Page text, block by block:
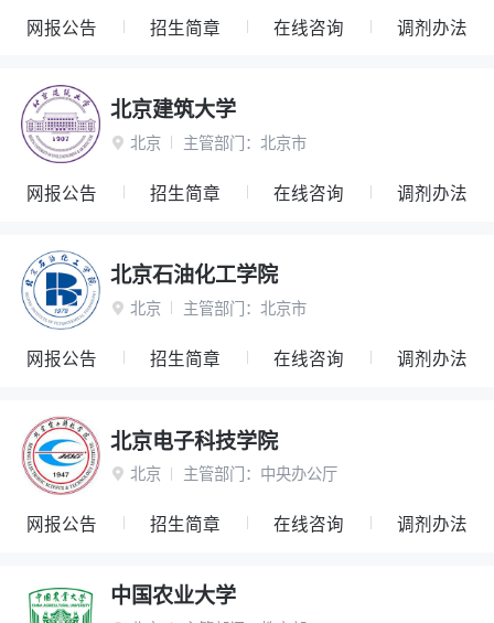
网报公告 招生简章 在线咨询 调剂办法
北京建筑大学
 北京 主管部门： 北京市
网报公告 招生简章 在线咨询 调剂办法
北京石油化工学院
 北京 主管部门： 北京市
网报公告 招生简章 在线咨询 调剂办法
北京电子科技学院
 北京 主管部门： 中央办公厅
网报公告 招生简章 在线咨询 调剂办法
中国农业大学